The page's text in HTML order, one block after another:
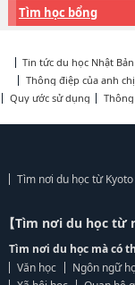
Tìm học bổng
Tin tức du học Nhật Bản
Thông điệp của anh
Quy ước sử dụng
Tìm nơi du học từ
【Tìm nơi du học từ
Tìm nơi du học mà có
Văn học
Ngôn ngữ